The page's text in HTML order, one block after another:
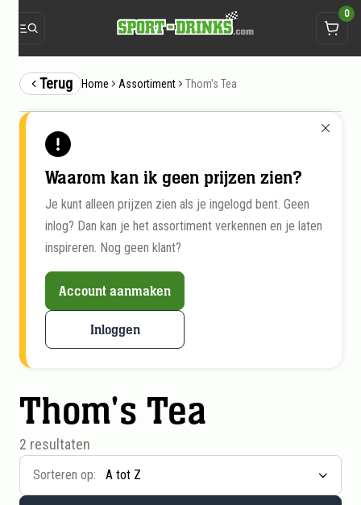
0
Terug Home Assortiment Thom's Tea
Waarom kan ik geen prijzen zien?
Je kunt alleen prijzen zien als je ingelogd bent. Geen
inlog? Dan kan je het assortiment verkennen en je laten
inspireren. Nog geen klant?
Account aanmaken
Inloggen
Thom's Tea
2 resultaten
Sorteren op: